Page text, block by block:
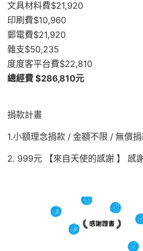
文具材料費$21,920
印刷費$10,960
郵電費$21,920
雜支$50,235
度度客平台費$22,810
總經費 $286,810元
捐款計畫
1.小額理念捐款 / 金額不限 / 無償捐
2. 999元 【來自天使的感謝 】 感